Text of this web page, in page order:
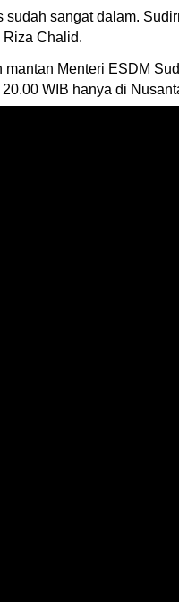
sudah sangat dalam.
Chalid.
Menteri ESDM
WIB hanya di